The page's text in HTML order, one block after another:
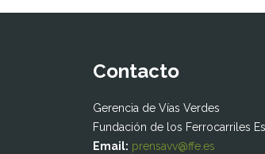
Contacto
Gerencia de Vías Verdes
Fundación de los Ferrocarriles
Email: prensavv@ffe.es